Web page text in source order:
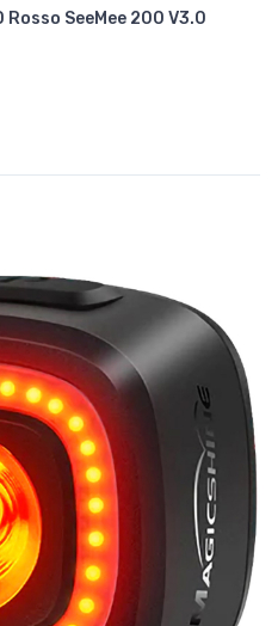
SeeMee 200 V3.0